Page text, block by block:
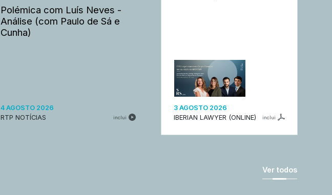
Polémica com Luís Neves -
Análise (com Paulo de Sá e
Cunha)
4 AGOSTO 2026
RTP NOTÍCIAS
inclui
3 AGOSTO 2026
IBERIAN LAWYER (ONLINE)
inclui
Ver todos